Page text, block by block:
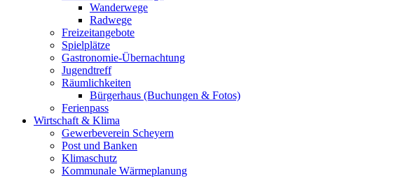
Wanderwege
Radwege
Freizeitangebote
Spielplätze
Gastronomie-Übernachtung
Jugendtreff
Räumlichkeiten
Bürgerhaus (Buchungen & Fotos)
Ferienpass
Wirtschaft & Klima
Gewerbeverein Scheyern
Post und Banken
Klimaschutz
Kommunale Wärmeplanung